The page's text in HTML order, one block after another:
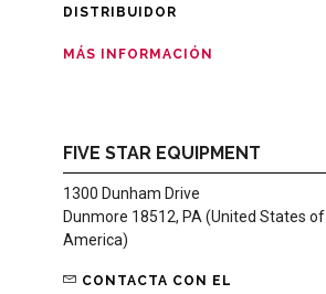
DISTRIBUIDOR
MÁS INFORMACIÓN
FIVE STAR EQUIPMENT
1300 Dunham Drive
Dunmore 18512, PA (United States of
America)
CONTACTA CON EL